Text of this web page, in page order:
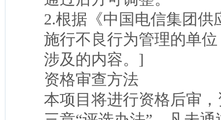
2.根据《中国电信集团
施行不良行为管理的单
涉及的内容。]
资格审查方法
本项目将进行资格后审